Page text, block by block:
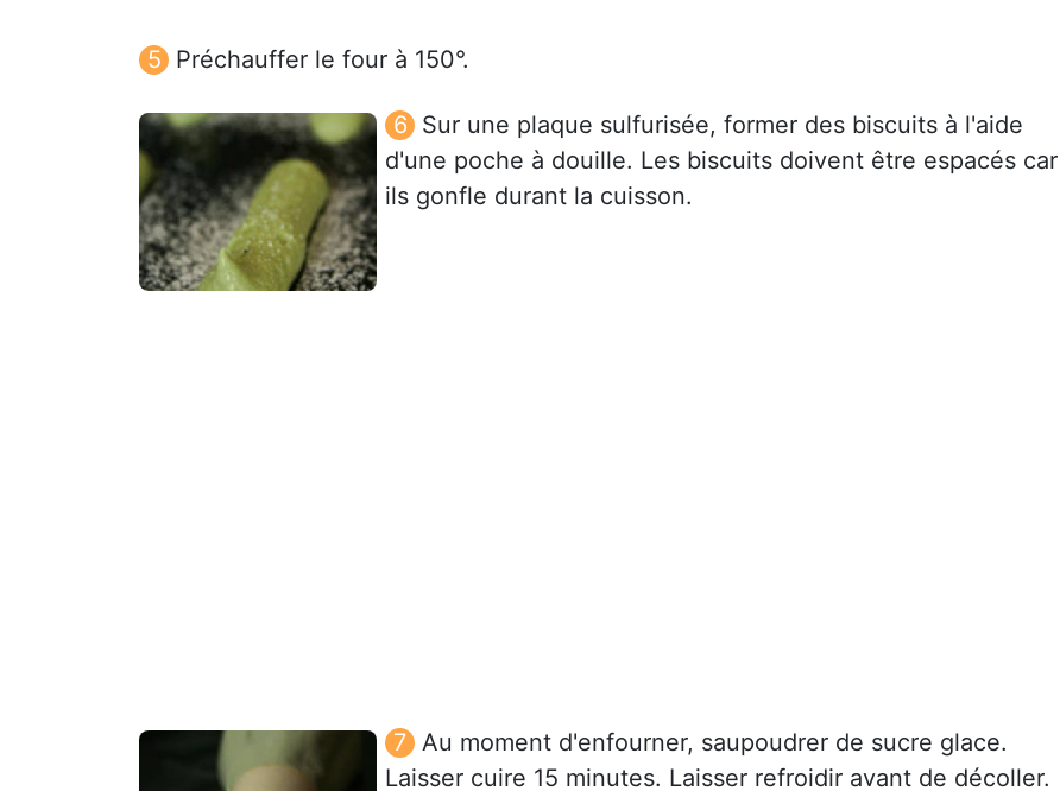
Préchauffer le four à 150°.
Sur une plaque sulfurisée, former des biscuits à l'aide
d'une poche à douille. Les biscuits doivent être espacés car
ils gonfle durant la cuisson.
Au moment d'enfourner, saupoudrer de sucre glace.
Laisser cuire 15 minutes. Laisser refroidir avant de décoller.